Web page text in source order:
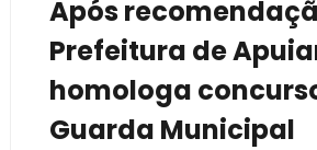
Após
Prefeitura de
homologa
Guarda Municipal